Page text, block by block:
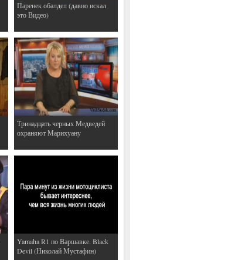
Паренек обалдел (давно искал
это Видео)
Тринадцать черных Медведей
охраняют Марихуану
Yamaha R1 по Варшавке. Black
Devil (Николай Мустафин)